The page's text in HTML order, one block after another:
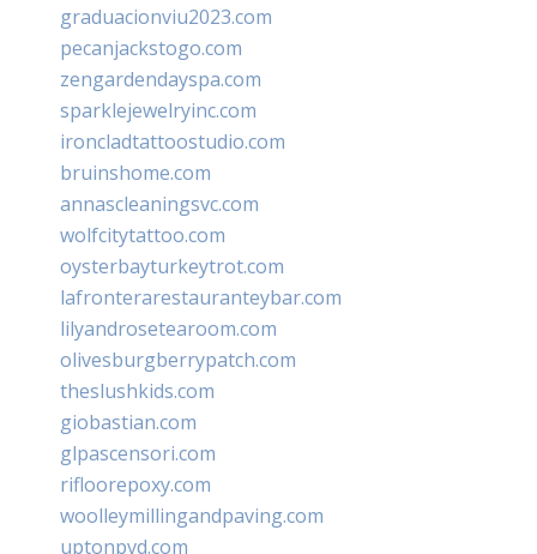
graduacionviu2023.com
pecanjackstogo.com
zengardendayspa.com
sparklejewelryinc.com
ironcladtattoostudio.com
bruinshome.com
annascleaningsvc.com
wolfcitytattoo.com
oysterbayturkeytrot.com
lafronterarestauranteybar.com
lilyandrosetearoom.com
olivesburgberrypatch.com
theslushkids.com
giobastian.com
glpascensori.com
rifloorepoxy.com
woolleymillingandpaving.com
uptonpvd.com